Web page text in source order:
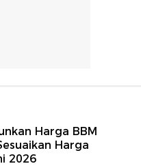
Harga BBM
Harga
2026